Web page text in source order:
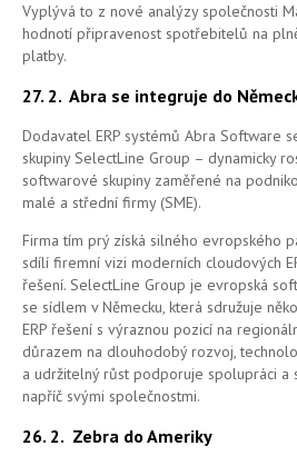
Vyplývá to z nové analýzy společnosti
hodnotí připravenost spotřebitelů na
platby.
27. 2. Abra se integruje do
Dodavatel ERP systémů Abra Software
skupiny SelectLine Group – dynamicky
softwarové skupiny zaměřené na
malé a střední firmy (SME).
Firma tím prý získá silného evropského
sdílí firemní vizi moderních cloudových
řešení. SelectLine Group je evropská
se sídlem v Německu, která sdružuje
ERP řešení s výraznou pozicí na
důrazem na dlouhodobý rozvoj,
a udržitelný růst podporuje spolupráci a
napříč svými společnostmi.
26. 2. Zebra do Ameriky